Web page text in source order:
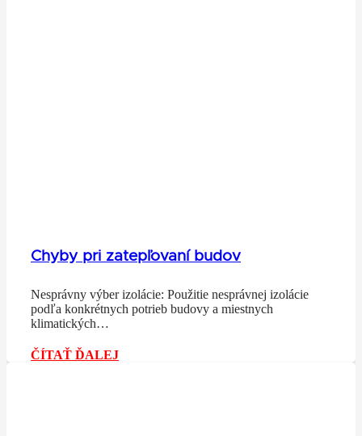
Chyby pri zatepľovaní budov
Nesprávny výber izolácie: Použitie nesprávnej izolácie
podľa konkrétnych potrieb budovy a miestnych
klimatických…
ČÍTAŤ ĎALEJ